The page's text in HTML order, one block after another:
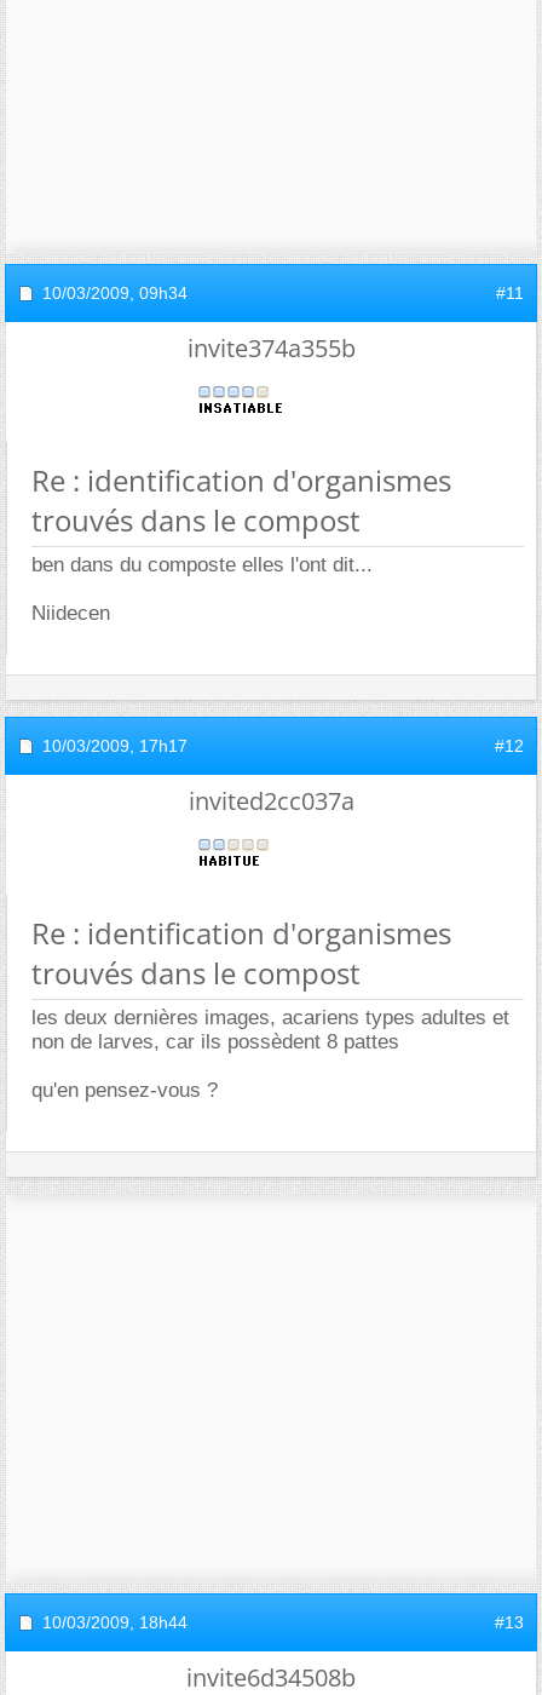
10/03/2009, 09h34 #11
invite374a355b
Re : identification d'organismes
trouvés dans le compost
ben dans du composte elles l'ont dit...
Niidecen
10/03/2009, 17h17 #12
invited2cc037a
Re : identification d'organismes
trouvés dans le compost
les deux dernières images, acariens types adultes et
non de larves, car ils possèdent 8 pattes
qu'en pensez-vous ?
10/03/2009, 18h44 #13
invite6d34508b